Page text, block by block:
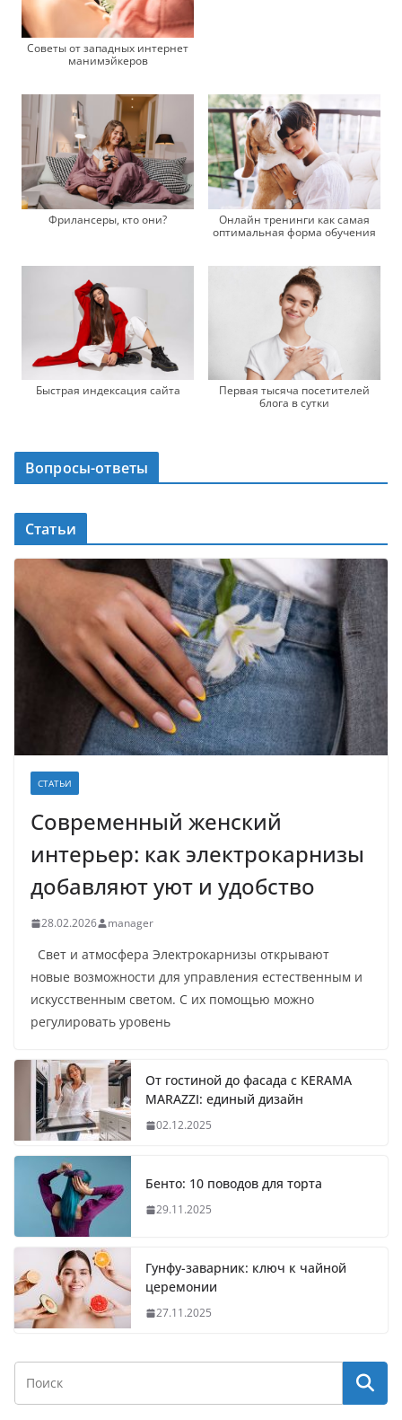
Советы от западных интернет
манимэйкеров
Фрилансеры, кто они?
Онлайн тренинги как самая
оптимальная форма обучения
Быстрая индексация сайта
Первая тысяча посетителей
блога в сутки
Вопросы-ответы
Статьи
СТАТЬИ
Современный женский
интерьер: как электрокарнизы
добавляют уют и удобство
28.02.2026 manager
Свет и атмосфера Электрокарнизы открывают
новые возможности для управления естественным и
искусственным светом. С их помощью можно
регулировать уровень
От гостиной до фасада с KERAMA
MARAZZI: единый дизайн
02.12.2025
Бенто: 10 поводов для торта
29.11.2025
Гунфу-заварник: ключ к чайной
церемонии
27.11.2025